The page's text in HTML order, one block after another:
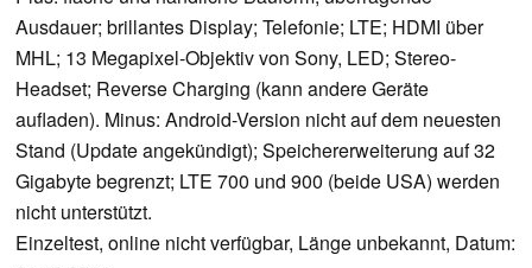
Ausdauer; brillantes Display; Telefonie; LTE; HDMI über
MHL; 13 Megapixel-Objektiv von Sony, LED; Stereo-
Headset; Reverse Charging (kann andere Geräte
aufladen). Minus: Android-Version nicht auf dem neuesten
Stand (Update angekündigt); Speichererweiterung auf 32
Gigabyte begrenzt; LTE 700 und 900 (beide USA) werden
nicht unterstützt.
Einzeltest, online nicht verfügbar, Länge unbekannt, Datum: